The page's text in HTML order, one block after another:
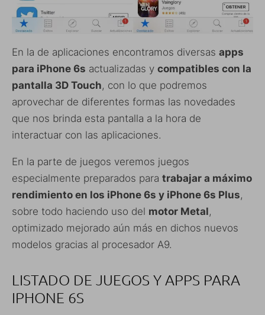
En la de aplicaciones encontramos diversas apps
para iPhone 6s actualizadas y compatibles con la
pantalla 3D Touch, con lo que podremos
aprovechar de diferentes formas las novedades
que nos brinda esta pantalla a la hora de
interactuar con las aplicaciones.
En la parte de juegos veremos juegos
especialmente preparados para trabajar a máximo
rendimiento en los iPhone 6s y iPhone 6s Plus,
sobre todo haciendo uso del motor Metal,
optimizado mejorado aún más en dichos nuevos
modelos gracias al procesador A9.
LISTADO DE JUEGOS Y APPS PARA
IPHONE 6S